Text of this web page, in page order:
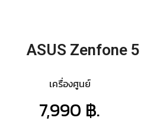
ASUS Zenfone
เครื่องศูนย์
7,990 ฿.